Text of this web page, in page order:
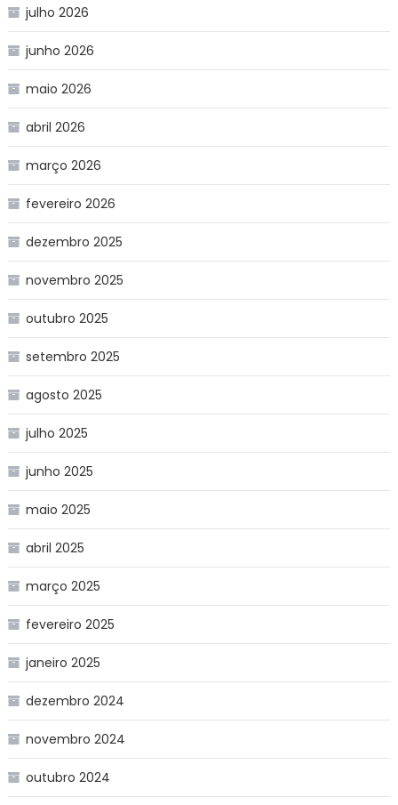
julho 2026
junho 2026
maio 2026
abril 2026
março 2026
fevereiro 2026
dezembro 2025
novembro 2025
outubro 2025
setembro 2025
agosto 2025
julho 2025
junho 2025
maio 2025
abril 2025
março 2025
fevereiro 2025
janeiro 2025
dezembro 2024
novembro 2024
outubro 2024